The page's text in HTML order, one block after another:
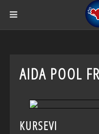
AIDA POOL
KURSEVI